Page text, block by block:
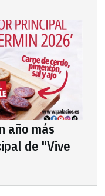
año más
de "Vive